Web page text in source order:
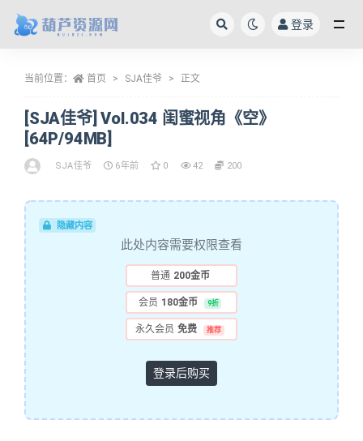
登录
当前位置： 首页 SJA佳爷 正文
[SJA佳爷] Vol.034 闺蜜视角《空》
[64P/94MB]
SJA佳爷 6年前 0 42 200
隐藏内容
此处内容需要权限查看
普通 200金币
会员 180金币 9折
永久会员 免费 推荐
登录后购买